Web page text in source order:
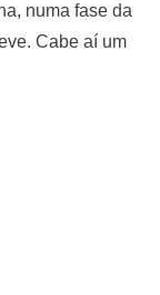
numa fase da
Cabe aí um